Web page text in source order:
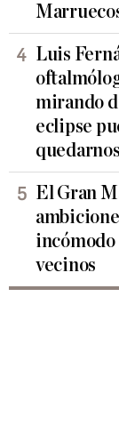
Luis
mirando
eclipse
El Gran
incómodo
vecinos